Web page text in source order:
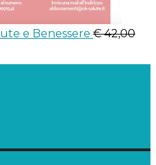
e Benessere €42,00